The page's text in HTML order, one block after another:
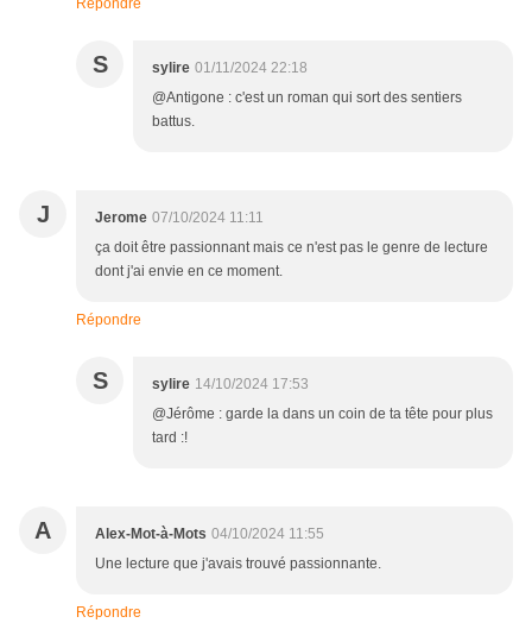
Répondre
S sylire 01/11/2024 22:18
@Antigone : c'est un roman qui sort des sentiers
battus.
J Jerome 07/10/2024 11:11
ça doit être passionnant mais ce n'est pas le genre de lecture
dont j'ai envie en ce moment.
Répondre
S sylire 14/10/2024 17:53
@Jérôme : garde la dans un coin de ta tête pour plus
tard :!
A Alex-Mot-à-Mots 04/10/2024 11:55
Une lecture que j'avais trouvé passionnante.
Répondre